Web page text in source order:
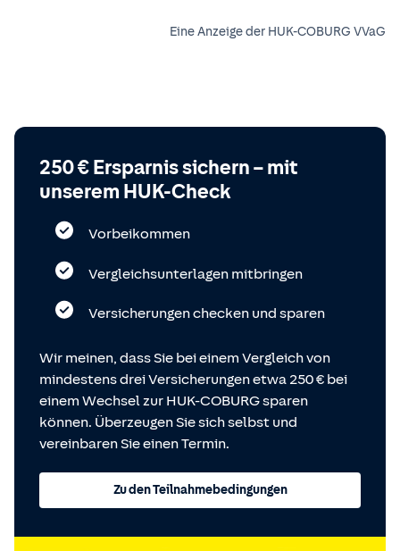
Eine Anzeige der HUK-COBURG VVaG
250 € Ersparnis sichern – mit
unserem HUK-Check
Vorbeikommen
Vergleichsunterlagen mitbringen
Versicherungen checken und sparen
Wir meinen, dass Sie bei einem Vergleich von
mindestens drei Versicherungen etwa 250 € bei
einem Wechsel zur HUK-COBURG sparen
können. Überzeugen Sie sich selbst und
vereinbaren Sie einen Termin.
Zu den Teilnahmebedingungen